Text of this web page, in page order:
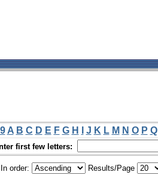
A B C D E F G H J K L M N O P Q
first few letters:
In order: Results/Page